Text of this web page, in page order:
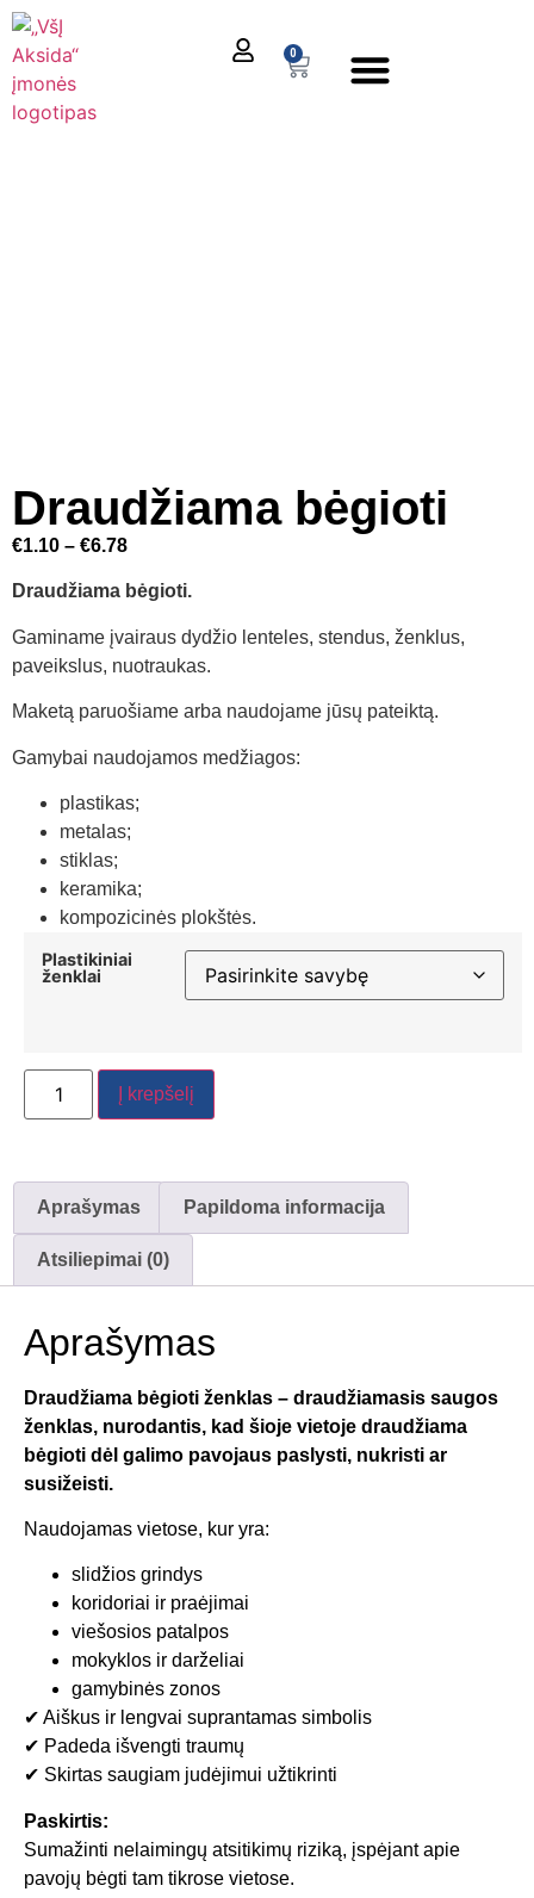
0
Draudžiama bėgioti
€1.10 – €6.78
Draudžiama bėgioti.
Gaminame įvairaus dydžio lenteles, stendus, ženklus,
paveikslus, nuotraukas.
Maketą paruošiame arba naudojame jūsų pateiktą.
Gamybai naudojamos medžiagos:
plastikas;
metalas;
stiklas;
keramika;
kompozicinės plokštės.
Plastikiniai
ženklai
Į krepšelį
Aprašymas Papildoma informacija
Atsiliepimai (0)
Aprašymas
Draudžiama bėgioti ženklas – draudžiamasis saugos
ženklas, nurodantis, kad šioje vietoje draudžiama
bėgioti dėl galimo pavojaus paslysti, nukristi ar
susižeisti.
Naudojamas vietose, kur yra:
slidžios grindys
koridoriai ir praėjimai
viešosios patalpos
mokyklos ir darželiai
gamybinės zonos
✔ Aiškus ir lengvai suprantamas simbolis
✔ Padeda išvengti traumų
✔ Skirtas saugiam judėjimui užtikrinti
Paskirtis:
Sumažinti nelaimingų atsitikimų riziką, įspėjant apie
pavojų bėgti tam tikrose vietose.